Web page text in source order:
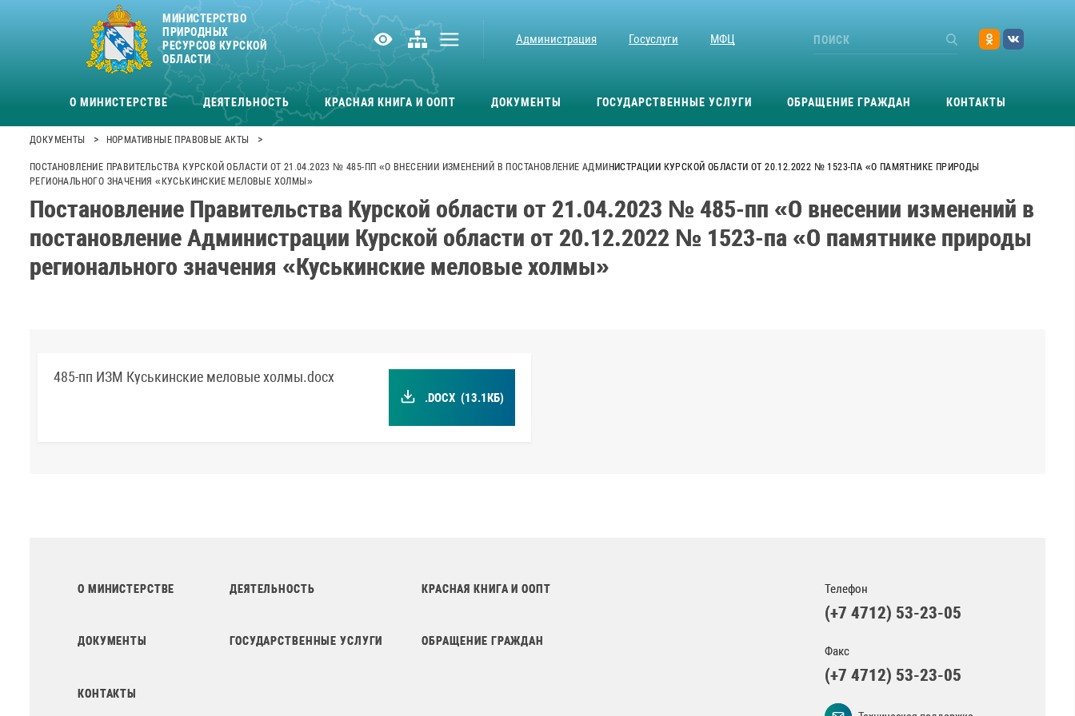
МИНИСТЕРСТВО
ПРИРОДНЫХ
РЕСУРСОВ КУРСКОЙ
ОБЛАСТИ
Администрация Госуслуги МФЦ
О МИНИСТЕРСТВЕ ДЕЯТЕЛЬНОСТЬ КРАСНАЯ КНИГА И ООПТ ДОКУМЕНТЫ ГОСУДАРСТВЕННЫЕ УСЛУГИ ОБРАЩЕНИЕ ГРАЖДАН КОНТАКТЫ
ДОКУМЕНТЫ > НОРМАТИВНЫЕ ПРАВОВЫЕ АКТЫ >
ПОСТАНОВЛЕНИЕ ПРАВИТЕЛЬСТВА КУРСКОЙ ОБЛАСТИ ОТ 21.04.2023 № 485-ПП «О ВНЕСЕНИИ ИЗМЕНЕНИЙ В ПОСТАНОВЛЕНИЕ АДМИНИСТРАЦИИ КУРСКОЙ ОБЛАСТИ ОТ 20.12.2022 № 1523-ПА «О ПАМЯТНИКЕ ПРИРОДЫ
РЕГИОНАЛЬНОГО ЗНАЧЕНИЯ «КУСЬКИНСКИЕ МЕЛОВЫЕ ХОЛМЫ»
Постановление Правительства Курской области от 21.04.2023 № 485-пп «О внесении изменений в
постановление Администрации Курской области от 20.12.2022 № 1523-па «О памятнике природы
регионального значения «Куськинские меловые холмы»
485-пп ИЗМ Куськинские меловые холмы.docx
.DOCX (13.1КБ)
О МИНИСТЕРСТВЕ ДЕЯТЕЛЬНОСТЬ КРАСНАЯ КНИГА И ООПТ
ДОКУМЕНТЫ ГОСУДАРСТВЕННЫЕ УСЛУГИ ОБРАЩЕНИЕ ГРАЖДАН
КОНТАКТЫ
Телефон
(+7 4712) 53-23-05
Факс
(+7 4712) 53-23-05